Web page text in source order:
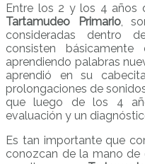
Entre los 2 y los 4 años
Tartamudeo Primario,
consideradas dentro
consisten
aprendiendo palabras
aprendió en su
prolongaciones de
que luego de los 4
evaluación y un
Es tan importante que
conozcan de la mano de